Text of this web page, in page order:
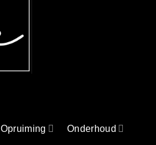
Opruiming Onderhoud